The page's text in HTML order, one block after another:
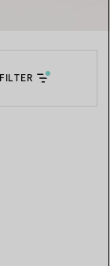
FILTER